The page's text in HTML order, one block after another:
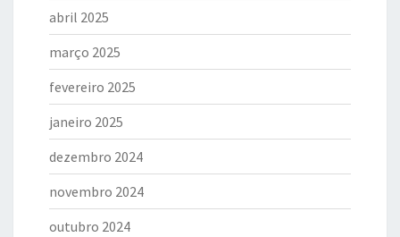
abril 2025
março 2025
fevereiro 2025
janeiro 2025
dezembro 2024
novembro 2024
outubro 2024